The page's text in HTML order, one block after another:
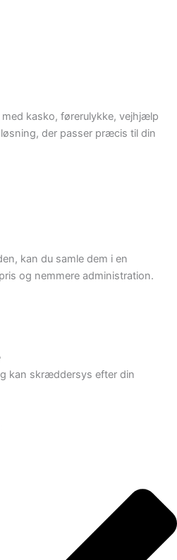
kasko, førerulykke, vejhjælp
der passer præcis til din
kan du samle dem i en
og nemmere administration.
kan skræddersys efter din